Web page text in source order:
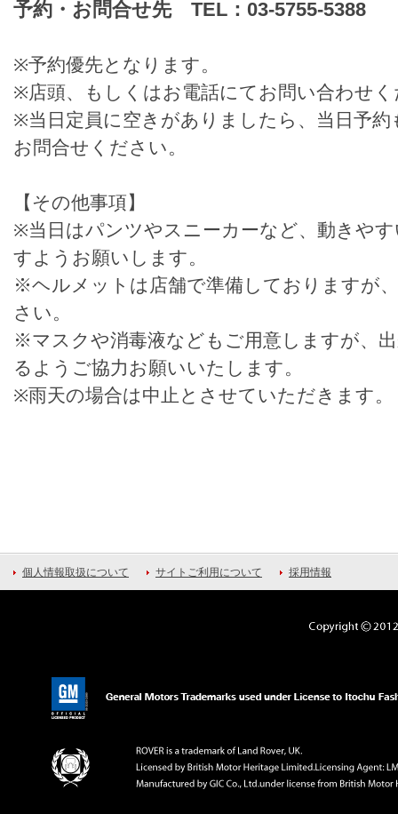
予約・お問合せ先 TEL：03-5755-5388
※予約優先となります。
※店頭、もしくはお電話にてお問い合わせ
※当日定員に空きがありましたら、当日予
お問合せください。
【その他事項】
※当日はパンツやスニーカーなど、動きや
すようお願いします。
※ヘルメットは店舗で準備しておりますが
さい。
※マスクや消毒液などもご用意しますが、
るようご協力お願いいたします。
※雨天の場合は中止とさせていただきます。
個人情報取扱について サイトご利用について 採用情報